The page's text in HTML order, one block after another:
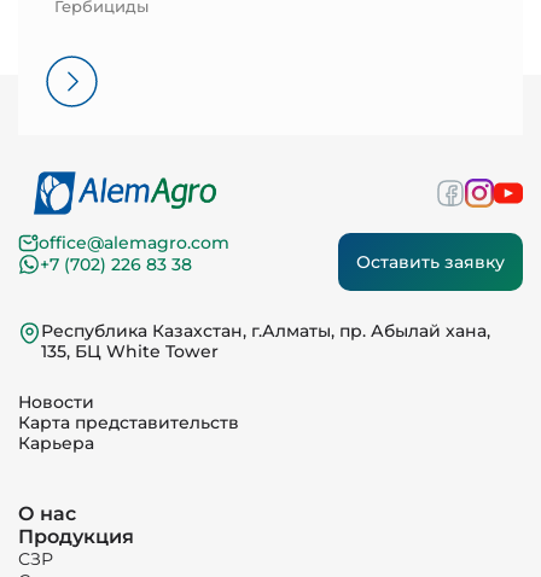
Гербициды
office@alemagro.com
+7 (702) 226 83 38
Оставить заявку
Республика Казахстан, г.Алматы, пр. Абылай хана,
135, БЦ White Tower
Новости
Карта представительств
Карьера
О нас
Продукция
СЗР